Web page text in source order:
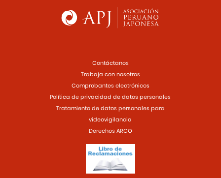
Contáctanos
Trabaja con nosotros
Comprobantes electrónicos
Política de privacidad de datos personales
Tratamiento de datos personales para
videovigilancia
Derechos ARCO